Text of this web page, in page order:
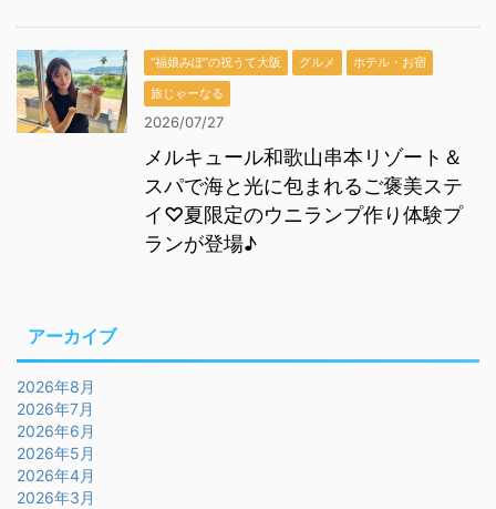
“福娘みぽ”の祝うて大阪 グルメ
ホテル・お宿
旅じゃーなる
2026/07/27
メルキュール和歌山串本リゾート＆
スパで海と光に包まれるご褒美ステ
イ♡夏限定のウニランプ作り体験プ
ランが登場♪
アーカイブ
2026年8月
2026年7月
2026年6月
2026年5月
2026年4月
2026年3月